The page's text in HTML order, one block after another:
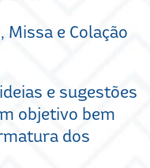
Missa e Colação
e sugestões
objetivo bem
dos